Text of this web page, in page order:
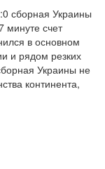
сборная Украины
минуте счет
в основном
и рядом резких
Украины не
континента,